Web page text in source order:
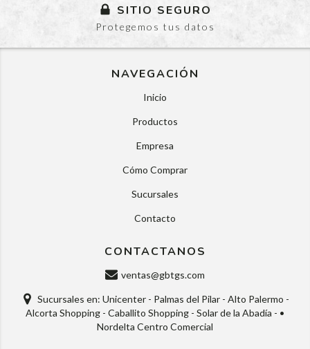
SITIO SEGURO
Protegemos tus datos
NAVEGACIÓN
Inicio
Productos
Empresa
Cómo Comprar
Sucursales
Contacto
CONTACTANOS
ventas@gbtgs.com
Sucursales en: Unicenter - Palmas del Pilar - Alto Palermo -
Alcorta Shopping - Caballito Shopping - Solar de la Abadía - •
Nordelta Centro Comercial